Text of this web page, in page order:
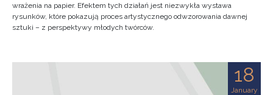
wrażenia na papier. Efektem tych działań jest niezwykła wystawa
rysunków, które pokazują proces artystycznego odwzorowania dawnej
sztuki – z perspektywy młodych twórców.
18
January